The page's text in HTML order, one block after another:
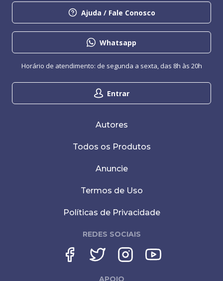
Ajuda / Fale Conosco
Whatsapp
Entrar
Horário de atendimento: de segunda a sexta, das 8h às 20h
Autores
Todos os Produtos
Anuncie
Termos de Uso
Políticas de Privacidade
REDES SOCIAIS
APOIO